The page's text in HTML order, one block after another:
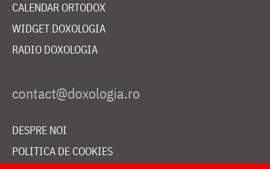
CALENDAR ORTODOX
WIDGET DOXOLOGIA
RADIO DOXOLOGIA
DESPRE NOI
POLITICA DE COOKIES